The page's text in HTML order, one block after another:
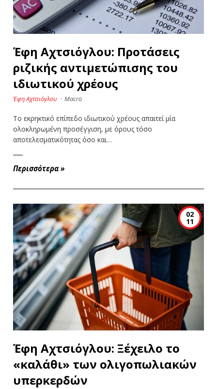
Έφη Αχτσιόγλου: Προτάσεις
ριζικής αντιμετώπισης του
ιδιωτικού χρέους
Έφη Αχτσιόγλου · Macro
Το εκρηκτικό επίπεδο ιδιωτικού χρέους απαιτεί μία
ολοκληρωμένη προσέγγιση, με όρους τόσο
αποτελεσματικότητας όσο και…
Περισσότερα »
02
11
Έφη Αχτσιόγλου: Ξέχειλο το
«καλάθι» των ολιγοπωλιακών
υπερκερδών